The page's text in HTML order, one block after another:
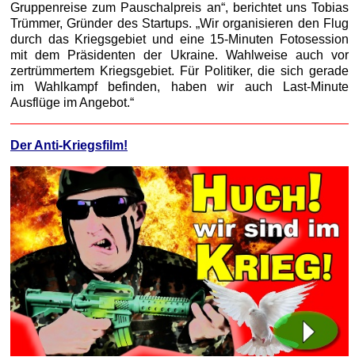
Gruppenreise zum Pauschalpreis an“, berichtet uns Tobias
Trümmer, Gründer des Startups. „Wir organisieren den Flug
durch das Kriegsgebiet und eine 15-Minuten Fotosession
mit dem Präsidenten der Ukraine. Wahlweise auch vor
zertrümmertem Kriegsgebiet. Für Politiker, die sich gerade
im Wahlkampf befinden, haben wir auch Last-Minute
Ausflüge im Angebot.“
Der Anti-Kriegsfilm!